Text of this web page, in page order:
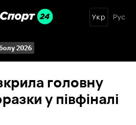
Укр Рус
2026
головну
у півфіналі